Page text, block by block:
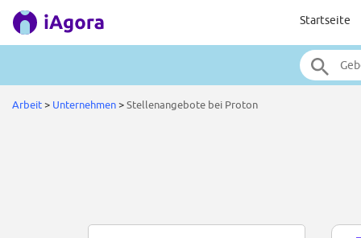
Startseite
Arbeit> Unternehmen>Stellenangebote bei Proton